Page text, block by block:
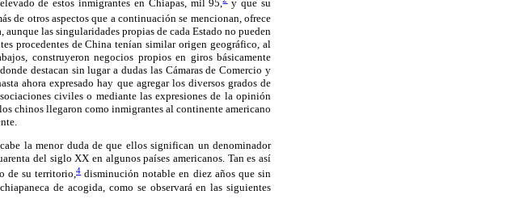
de estos inmigrantes en Chiapas, mil 95, y que su
de otros aspectos que a continuación se mencionan, ofrece
las singularidades propias de cada Estado no pueden
procedentes de China tenían similar origen geográfico, al
construyeron negocios propios en giros básicamente
destacan sin lugar a dudas las Cámaras de Comercio y
ahora expresado hay que agregar los diversos grados de
civiles o mediante las expresiones de la opinión
chinos llegaron como inmigrantes al continente americano
la menor duda de que ellos significan un denominador
del siglo XX en algunos países americanos. Tan es así
de su territorio,4 disminución notable en diez años que sin
de acogida, como se observará en las siguientes